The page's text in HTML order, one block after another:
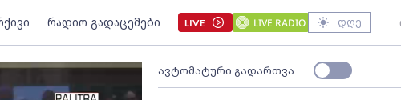
რადიო გადაცემები LIVE LIVE RADIO დღე
ავტომატური გადართვა